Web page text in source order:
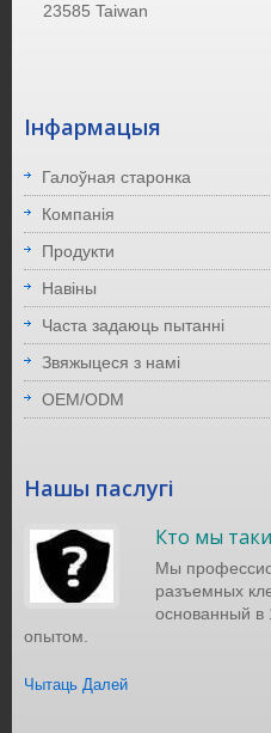
23585 Taiwan
Інфармацыя
Галоўная старонка
Компанія
Продукти
Навіны
Часта задаюць пытанні
Звяжыцеся з намі
OEM/ODM
Нашы паслугі
Кто мы
Мы
разъемных
основанный в
опытом.
Чытаць Далей